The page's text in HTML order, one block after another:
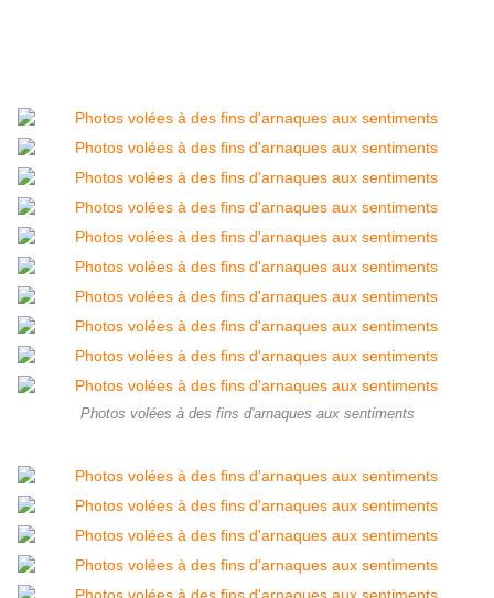
Photos volées à des fins d'arnaques aux sentiments